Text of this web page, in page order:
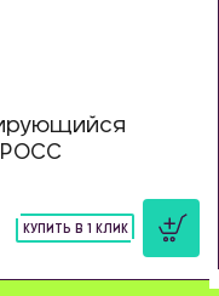
КУПИТЬ В 1 КЛИК